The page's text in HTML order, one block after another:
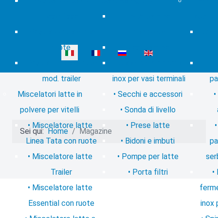
ruote
Pastorizzatore latte
mod. trailer
Miscelatori latte in
polvere per vitelli
Miscelatore latte
Linea Tata con ruote
Miscelatore latte
Trailer
Miscelatore latte
Essential con ruote
inox per vasi terminali
Secchi e accessori
Sonda di livello
Prese latte
Bidoni e imbuti
Pompe per latte
Porta filtri
inox
Seleziona la tua lingua
Sei qui:Home Magazine